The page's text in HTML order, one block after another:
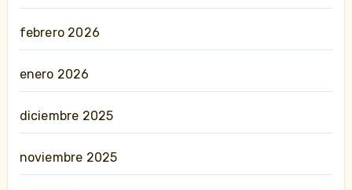
febrero 2026
enero 2026
diciembre 2025
noviembre 2025